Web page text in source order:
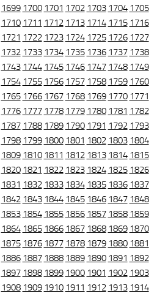
1699 1700 1701 1702 1703 1704 1705
1710 1711 1712 1713 1714 1715 1716
1721 1722 1723 1724 1725 1726 1727
1732 1733 1734 1735 1736 1737 1738
1743 1744 1745 1746 1747 1748 1749
1754 1755 1756 1757 1758 1759 1760
1765 1766 1767 1768 1769 1770 1771
1776 1777 1778 1779 1780 1781 1782
1787 1788 1789 1790 1791 1792 1793
1798 1799 1800 1801 1802 1803 1804
1809 1810 1811 1812 1813 1814 1815
1820 1821 1822 1823 1824 1825 1826
1831 1832 1833 1834 1835 1836 1837
1842 1843 1844 1845 1846 1847 1848
1853 1854 1855 1856 1857 1858 1859
1864 1865 1866 1867 1868 1869 1870
1875 1876 1877 1878 1879 1880 1881
1886 1887 1888 1889 1890 1891 1892
1897 1898 1899 1900 1901 1902 1903
1908 1909 1910 1911 1912 1913 1914